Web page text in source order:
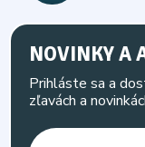
NOVINKY A
Prihláste sa a
zľavách a